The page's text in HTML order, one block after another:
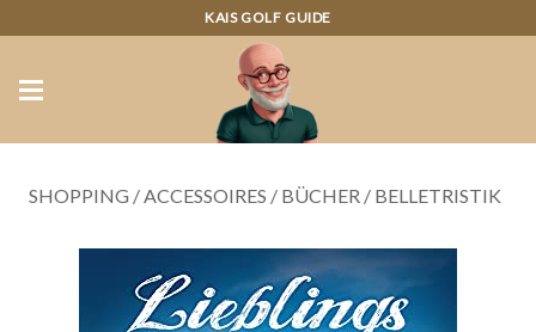
KAIS GOLF GUIDE
SHOPPING /ACCESSOIRES / BÜCHER / BELLETRISTIK